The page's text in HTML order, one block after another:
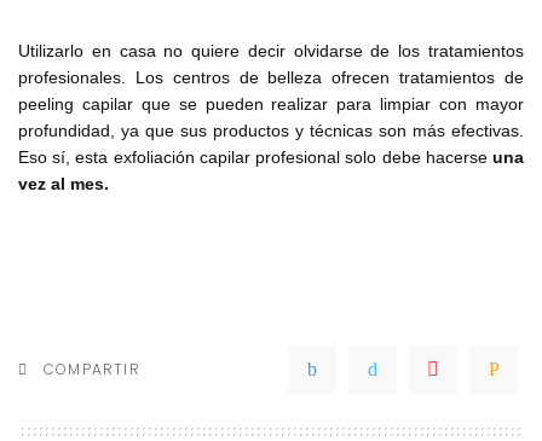
Utilizarlo en casa no quiere decir olvidarse de los tratamientos
profesionales. Los centros de belleza ofrecen tratamientos de
peeling capilar que se pueden realizar para limpiar con mayor
profundidad, ya que sus productos y técnicas son más efectivas.
Eso sí, esta exfoliación capilar profesional solo debe hacerse una
vez al mes.
COMPARTIR